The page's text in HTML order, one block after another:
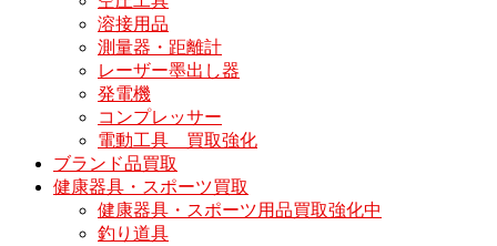
溶接用品
測量器・距離計
レーザー墨出し器
発電機
コンプレッサー
電動工具 買取強化
ブランド品買取
健康器具・スポーツ買取
健康器具・スポーツ用品買取強化中
釣り道具